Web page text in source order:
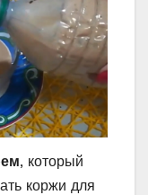
, который
коржи для